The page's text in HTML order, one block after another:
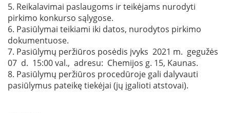
5. Reikalavimai paslaugoms ir teikėjams nurodyti
pirkimo konkurso sąlygose.
6. Pasiūlymai teikiami iki datos, nurodytos pirkimo
dokumentuose.
7. Pasiūlymų peržiūros posėdis įvyks 2021 m. gegužės
07 d. 15:00 val., adresu: Chemijos g. 15, Kaunas.
8. Pasiūlymų peržiūros procedūroje gali dalyvauti
pasiūlymus pateikę tiekėjai (jų įgalioti atstovai).